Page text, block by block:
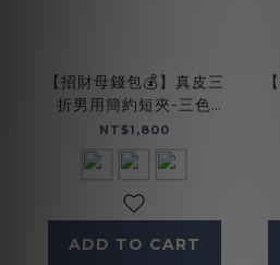
【招財母錢包💰】真皮三
折男用簡約短夾-三色
(075124)
NT$1,800
ADD TO CART